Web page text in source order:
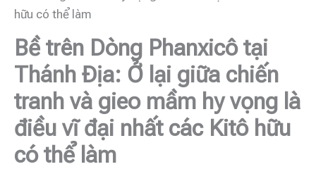
hữu có thể làm
Bề trên Dòng Phanxicô tại
Thánh Địa: Ở lại giữa chiến
tranh và gieo mầm hy vọng là
điều vĩ đại nhất các Kitô hữu
có thể làm